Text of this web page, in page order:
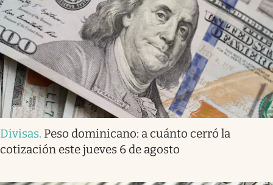
Divisas. Peso dominicano: a cuánto cerró la
cotización este jueves 6 de agosto